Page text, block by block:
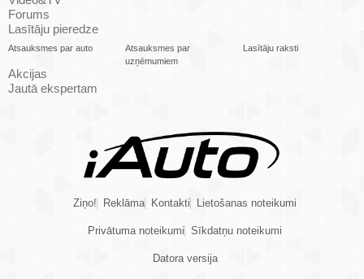
Forums
Lasītāju pieredze
Atsauksmes par auto
Atsauksmes par
uzņēmumiem
Lasītāju raksti
Akcijas
Jautā ekspertam
Ziņo! Reklāma Kontakti Lietošanas noteikumi
Privātuma noteikumi Sīkdatņu noteikumi
Datora versija